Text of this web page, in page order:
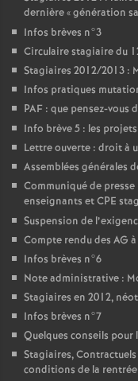
dernière «génération
Infos brèves n°3
Circulaire stagiaire du
Stagiaires 2012/2013 :
Infos pratiques
PAF : que pensez-vous
Info brève 5 : les
Lettre ouverte : droit à
Assemblées générales
Communiqué de
enseignants etCPE
Suspension de
Compte rendu des AG
Infos brèves n°6
Note administrative :
Stagiaires en 2012,
Infos brèves n°7
Quelques conseils
Stagiaires,
conditions de la